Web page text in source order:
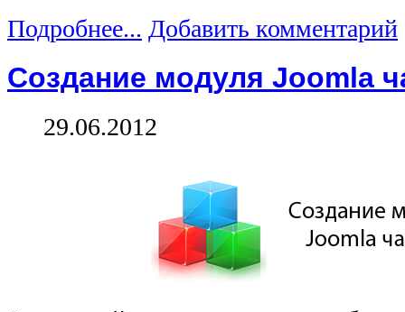
Подробнее... Добавить комментарий
Создание модуля Joomla
29.06.2012